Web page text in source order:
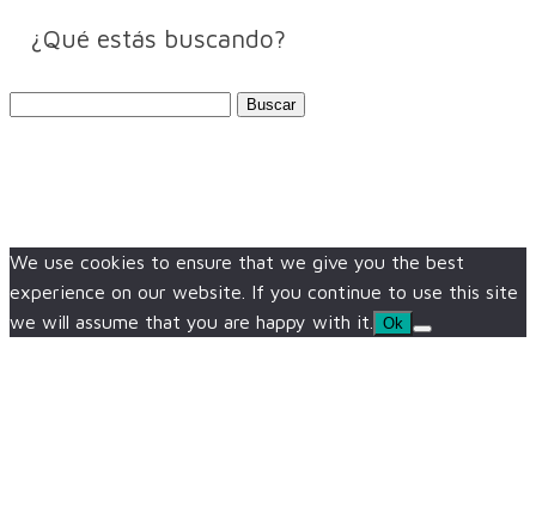
¿Qué estás buscando?
We use cookies to ensure that we give you the best
experience on our website. If you continue to use this site
we will assume that you are happy with it.
Ok